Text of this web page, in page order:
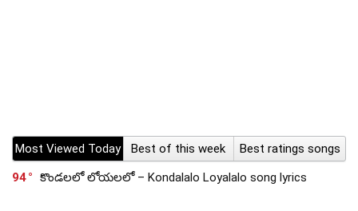
Most Viewed Today Best of this week
Best ratings songs
94
కొండలలో లోయలలో – Kondalalo Loyalalo song lyrics